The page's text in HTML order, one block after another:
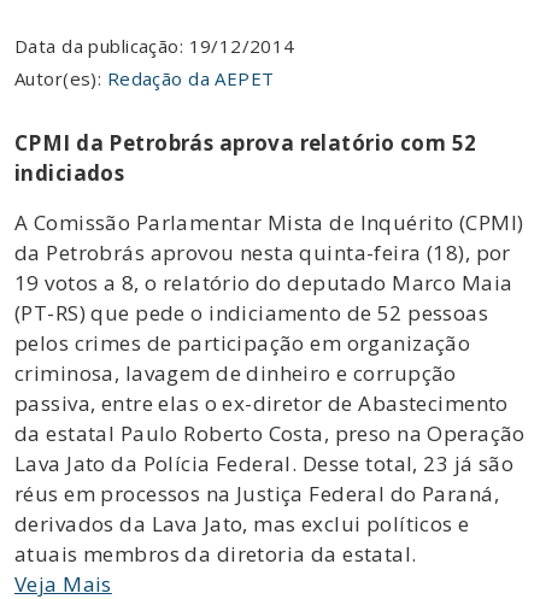
Data da publicação: 19/12/2014
Autor(es): Redação da AEPET
CPMI da Petrobrás aprova relatório com 52
indiciados
A Comissão Parlamentar Mista de Inquérito (CPMI)
da Petrobrás aprovou nesta quinta-feira (18), por
19 votos a 8, o relatório do deputado Marco Maia
(PT-RS) que pede o indiciamento de 52 pessoas
pelos crimes de participação em organização
criminosa, lavagem de dinheiro e corrupção
passiva, entre elas o ex-diretor de Abastecimento
da estatal Paulo Roberto Costa, preso na Operação
Lava Jato da Polícia Federal. Desse total, 23 já são
réus em processos na Justiça Federal do Paraná,
derivados da Lava Jato, mas exclui políticos e
atuais membros da diretoria da estatal.
Veja Mais